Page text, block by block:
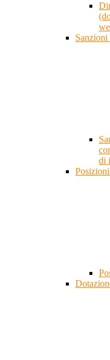
Sanzioni
di